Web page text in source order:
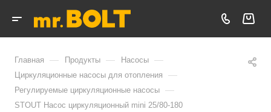
Главная — Продукты — Насосы —
Циркуляционные насосы для отопления —
Регулируемые циркуляционные насосы —
STOUT Насос циркуляционный mini 25/80-180